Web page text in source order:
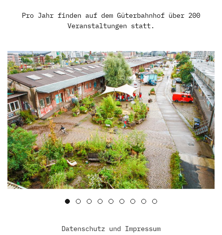
Pro Jahr finden auf dem Güterbahnhof über 200
Veranstaltungen statt.
Datenschutz und Impressum